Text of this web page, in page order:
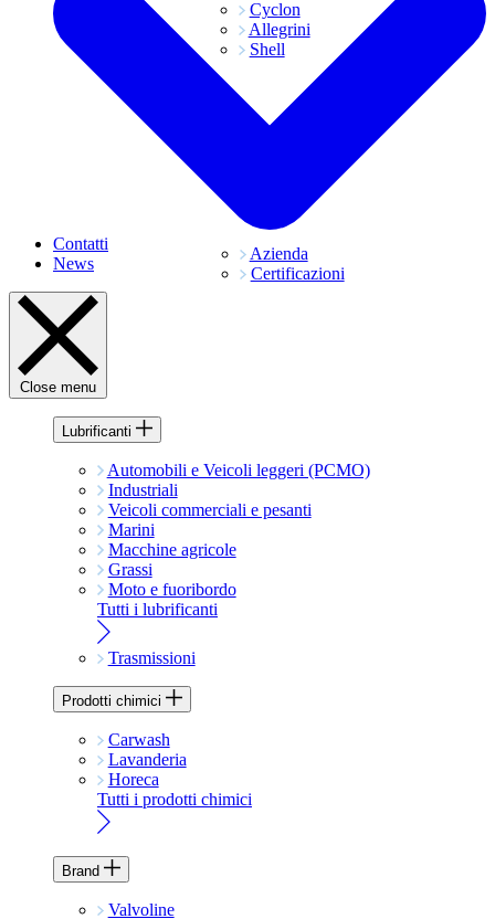
Cyclon
Allegrini
Shell
Azienda
Certificazioni
Contatti
News
Close menu
Lubrificanti
Automobili e Veicoli leggeri (PCMO)
Industriali
Veicoli commerciali e pesanti
Marini
Macchine agricole
Grassi
Moto e fuoribordo
Tutti i lubrificanti
Trasmissioni
Prodotti chimici
Carwash
Lavanderia
Horeca
Tutti i prodotti chimici
Brand
Valvoline